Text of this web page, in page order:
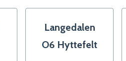
Langedalen
O6 Hyttefelt